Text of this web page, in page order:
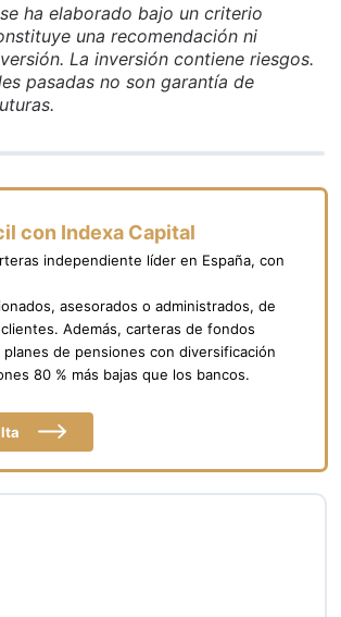
ha elaborado bajo un criterio
una recomendación ni
La inversión contiene riesgos.
pasadas no son garantía de
con Indexa Capital
independiente líder en España, con
asesorados o administrados, de
Además, carteras de fondos
planes de pensiones con diversificación
80 % más bajas que los bancos.